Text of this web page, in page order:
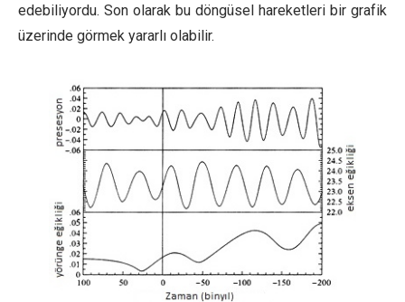
edebiliyordu. Son olarak bu döngüsel hareketleri bir grafik
üzerinde görmek yararlı olabilir.